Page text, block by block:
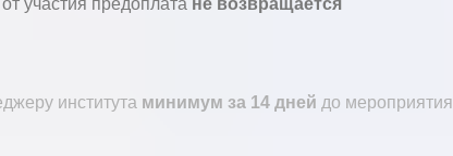
участия предоплата не возвращается
института минимум за 14 дней до мероприятия